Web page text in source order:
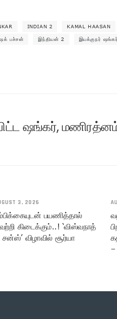
INDIAN 2 KAMAL HAASAN
பச்சன் இந்தியன் 2 இயக்குநர் ஷங்கர்
ஷங்கர்,
3, 2026
பயணித்தால்
கிடைக்கும்..! ‘விஸ்வநாத்
சன்ஸ்’ விழாவில் சூர்யா
–